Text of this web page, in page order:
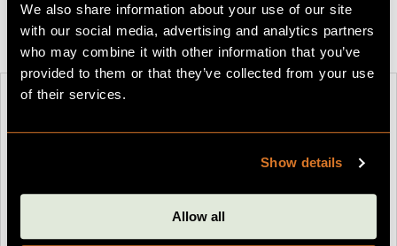
We also share information about your use of our site
with our social media, advertising and analytics partners
who may combine it with other information that you’ve
provided to them or that they’ve collected from your use
of their services.
Show details
Allow all
Hjemmelader